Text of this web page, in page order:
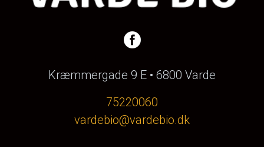
Kræmmergade 9 E • 6800 Varde
75220060
vardebio@vardebio.dk